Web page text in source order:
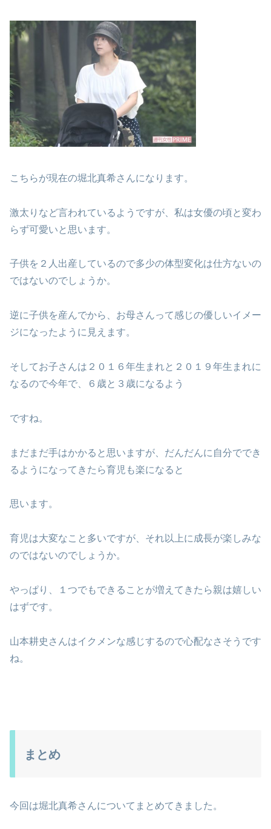
こちらが現在の堀北真希さんになります。
激太りなど言われているようですが、私は女優の頃と変わ
らず可愛いと思います。
子供を２人出産しているので多少の体型変化は仕方ないの
ではないのでしょうか。
逆に子供を産んでから、お母さんって感じの優しいイメー
ジになったように見えます。
そしてお子さんは２０１６年生まれと２０１９年生まれに
なるので今年で、６歳と３歳になるよう
ですね。
まだまだ手はかかると思いますが、だんだんに自分ででき
るようになってきたら育児も楽になると
思います。
育児は大変なこと多いですが、それ以上に成長が楽しみな
のではないのでしょうか。
やっぱり、１つでもできることが増えてきたら親は嬉しい
はずです。
山本耕史さんはイクメンな感じするので心配なさそうです
ね。
まとめ
今回は堀北真希さんについてまとめてきました。